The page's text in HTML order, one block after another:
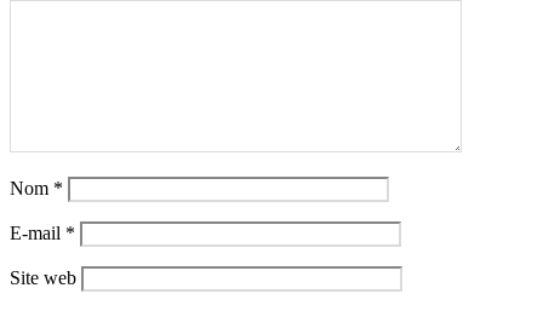
Nom *
E-mail *
Site web